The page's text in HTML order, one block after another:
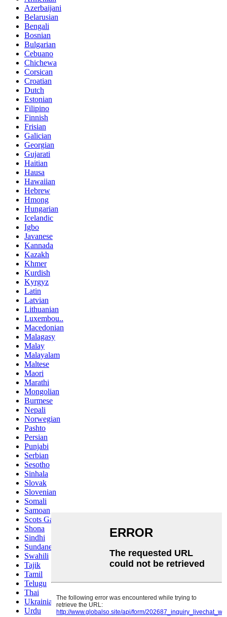
Azerbaijani
Belarusian
Bengali
Bosnian
Bulgarian
Cebuano
Chichewa
Corsican
Croatian
Dutch
Estonian
Filipino
Finnish
Frisian
Galician
Georgian
Gujarati
Haitian
Hausa
Hawaiian
Hebrew
Hmong
Hungarian
Icelandic
Igbo
Javanese
Kannada
Kazakh
Khmer
Kurdish
Kyrgyz
Latin
Latvian
Lithuanian
Luxembou..
Macedonian
Malagasy
Malay
Malayalam
Maltese
Maori
Marathi
Mongolian
Burmese
Nepali
Norwegian
Pashto
Persian
Punjabi
Serbian
Sesotho
Sinhala
Slovak
Slovenian
Somali
Samoan
Scots Gaelic
Shona
Sindhi
Sundanese
Swahili
Tajik
Tamil
Telugu
Thai
Ukrainian
Urdu